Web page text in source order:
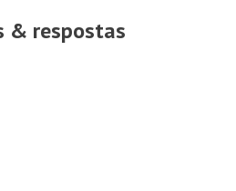
& respostas